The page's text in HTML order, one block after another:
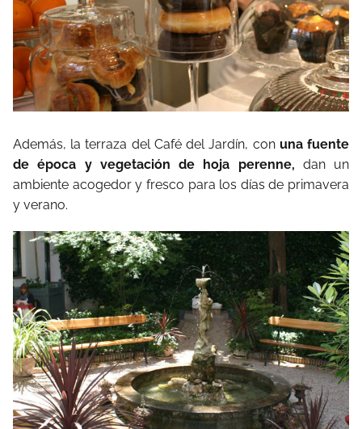
Además, la terraza del Café del Jardín, con una fuente
de época y vegetación de hoja perenne, dan un
ambiente acogedor y fresco para los días de primavera
y verano.